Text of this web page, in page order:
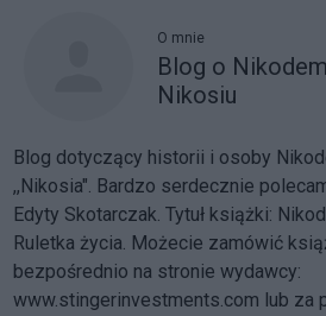
O mnie
Blog o
Nikosiu
Blog dotyczący historii i osoby
,,Nikosia". Bardzo serdecznie
Edyty Skotarczak. Tytuł książki:
Ruletka życia. Możecie zamówić
bezpośrednio na stronie wydawcy:
www.stingerinvestments.com lub za